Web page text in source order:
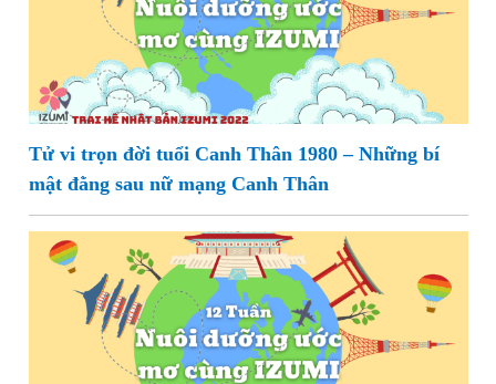
Tử vi trọn đời tuổi Canh Thân 1980 – Những bí
mật đằng sau nữ mạng Canh Thân